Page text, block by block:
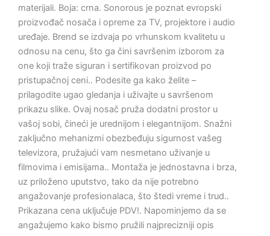
materijali. Boja: crna. Sonorous je poznat evropski
proizvođač nosača i opreme za TV, projektore i audio
uređaje. Brend se izdvaja po vrhunskom kvalitetu u
odnosu na cenu, što ga čini savršenim izborom za
one koji traže siguran i sertifikovan proizvod po
pristupačnoj ceni.. Podesite ga kako želite –
prilagodite ugao gledanja i uživajte u savršenom
prikazu slike. Ovaj nosač pruža dodatni prostor u
vašoj sobi, čineći je urednijom i elegantnijom. Snažni
zaključno mehanizmi obezbeđuju sigurnost vašeg
televizora, pružajući vam nesmetano uživanje u
filmovima i emisijama.. Montaža je jednostavna i brza,
uz priloženo uputstvo, tako da nije potrebno
angažovanje profesionalaca, što štedi vreme i trud..
Prikazana cena uključuje PDV!. Napominjemo da se
angažujemo kako bismo pružili najprecizniji opis